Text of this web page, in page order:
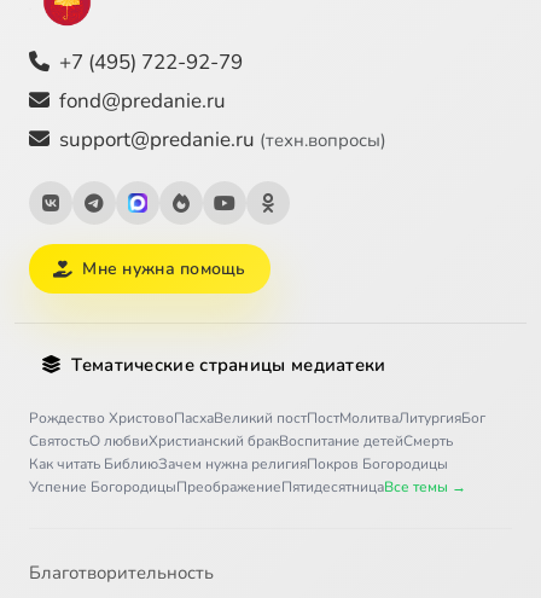
+7 (495) 722-92-79
fond@predanie.ru
support@predanie.ru (техн.вопросы)
Мне нужна помощь
Тематические страницы медиатеки
Рождество ХристовоПасхаВеликий постПостМолитваЛитургияБог
СвятостьО любвиХристианский бракВоспитание детейСмерть
Как читать БиблиюЗачем нужна религияПокров Богородицы
Успение БогородицыПреображениеПятидесятницаВсе темы →
Благотворительность